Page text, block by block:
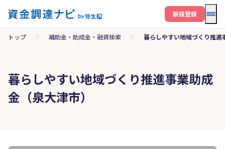
メ
新規登録
トップ 補助金・助成金・融資検索 暮らしやすい地域づくり推進
暮らしやすい地域づくり推進事業助成
金（泉大津市）